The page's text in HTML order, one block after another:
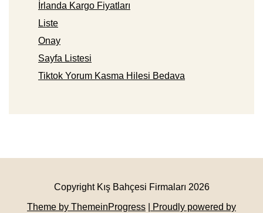
İrlanda Kargo Fiyatları
Liste
Onay
Sayfa Listesi
Tiktok Yorum Kasma Hilesi Bedava
Copyright Kış Bahçesi Firmaları 2026
Theme by ThemeinProgress
| Proudly powered by